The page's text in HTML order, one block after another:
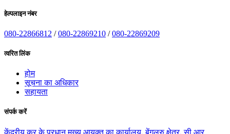
हेल्पलाइन नंबर
080-22866812 /080-22869210 /080-22869209
त्वरित लिंक
होम
सूचना का अधिकार
सहायता
संपर्क करें
केंद्रीय कर के प्रधान मुख्य आयुक्त का कार्यालय, बेंगलुरु क्षेत्र, सी आर